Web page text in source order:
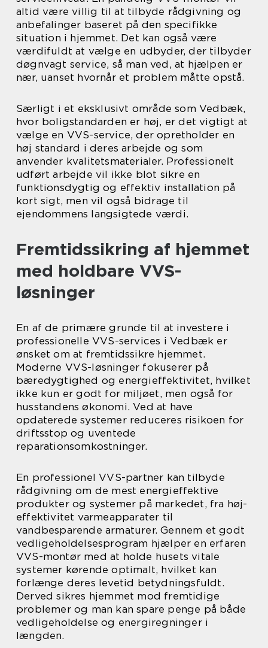
altid være villig til at tilbyde rådgivning og
anbefalinger baseret på den specifikke
situation i hjemmet. Det kan også være
værdifuldt at vælge en udbyder, der tilbyder
døgnvagt service, så man ved, at hjælpen er
nær, uanset hvornår et problem måtte opstå.
Særligt i et eksklusivt område som Vedbæk,
hvor boligstandarden er høj, er det vigtigt at
vælge en VVS-service, der opretholder en
høj standard i deres arbejde og som
anvender kvalitetsmaterialer. Professionelt
udført arbejde vil ikke blot sikre en
funktionsdygtig og effektiv installation på
kort sigt, men vil også bidrage til
ejendommens langsigtede værdi.
Fremtidssikring af hjemmet
med holdbare VVS-
løsninger
En af de primære grunde til at investere i
professionelle VVS-services i Vedbæk er
ønsket om at fremtidssikre hjemmet.
Moderne VVS-løsninger fokuserer på
bæredygtighed og energieffektivitet, hvilket
ikke kun er godt for miljøet, men også for
husstandens økonomi. Ved at have
opdaterede systemer reduceres risikoen for
driftsstop og uventede
reparationsomkostninger.
En professionel VVS-partner kan tilbyde
rådgivning om de mest energieffektive
produkter og systemer på markedet, fra høj-
effektivitet varmeapparater til
vandbesparende armaturer. Gennem et godt
vedligeholdelsesprogram hjælper en erfaren
VVS-montør med at holde husets vitale
systemer kørende optimalt, hvilket kan
forlænge deres levetid betydningsfuldt.
Derved sikres hjemmet mod fremtidige
problemer og man kan spare penge på både
vedligeholdelse og energiregninger i
længden.